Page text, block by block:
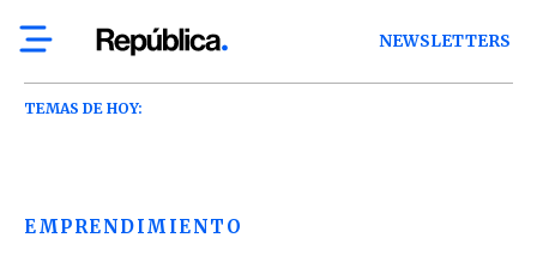
NEWSLETTERS
TEMAS DE HOY:
EMPRENDIMIENTO